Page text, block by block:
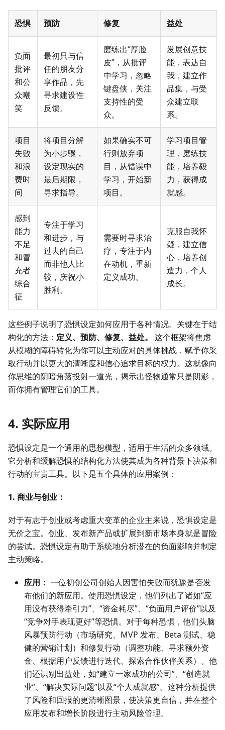
恐惧 预防 修复 益处
负面
批评
和公
众嘲
笑
最初只与信
任的朋友分
享作品，先
寻求建设性
反馈。
磨练出“厚脸
皮”，从批评
中学习，忽略
键盘侠，关注
支持性的受
众。
发展创意技
能，表达自
我，建立作
品集，与受
众建立联
系。
项目
失败
和浪
费时
间
将项目分解
为小步骤，
设定现实的
最后期限，
寻求指导。
如果确实不可
行则放弃项
目，从错误中
学习，开始新
项目。
学习项目管
理，磨练技
能，培养毅
力，获得成
就感。
感到
能力
不足
和冒
充者
综合
征
专注于学习
和进步，与
过去的自己
而非他人比
较，庆祝小
胜利。
需要时寻求治
疗，专注于内
在动机，重新
定义成功。
克服自我怀
疑，建立信
心，培养创
造力，个人
成长。
这些例子说明了恐惧设定如何应用于各种情况。关键在于结
构化的方法： 定义、预防、修复、益处。
这个框架将焦虑
从模糊的障碍转化为你可以主动应对的具体挑战，赋予你采
取行动并以更大的清晰度和信心追求目标的权力。这就像向
你思维的阴暗角落投射一道光，揭示出怪物通常只是阴影，
而你拥有管理它们的工具。
4. 实际应用
恐惧设定是一个通用的思想模型，适用于生活的众多领域。
它分析和缓解恐惧的结构化方法使其成为各种背景下决策和
行动的宝贵工具。以下是五个具体的应用案例：
1. 商业与创业：
对于有志于创业或考虑重大变革的企业主来说，恐惧设定是
无价之宝。创业、发布新产品或扩展到新市场本身就是冒险
的尝试。恐惧设定有助于系统地分析潜在的负面影响并制定
主动策略。
应用： 一位初创公司创始人因害怕失败而犹豫是否发
布他们的新应用。使用恐惧设定，他们列出了诸如“应
用没有获得牵引力”、“资金耗尽”、“负面用户评价”以及
“竞争对手表现更好”等恐惧。对于每种恐惧，他们头脑
风暴预防行动（市场研究、MVP 发布、Beta 测试、稳
健的营销计划）和修复行动（调整功能、寻求额外资
金、根据用户反馈进行迭代、探索合作伙伴关系）。他
们还识别出益处，如“建立一家成功的公司”、“创造就
业”、“解决实际问题”以及“个人成就感”。这种分析提供
了风险和回报的更清晰图景，使决策更自信，并在整个
应用发布和增长阶段进行主动风险管理。